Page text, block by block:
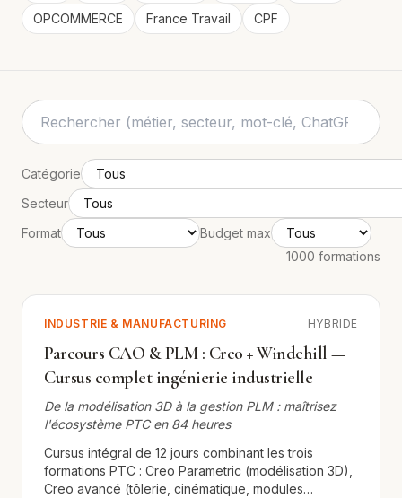
OPCOMMERCE
France Travail CPF
Catégorie
Secteur
Format
Budget max
1000 formations
INDUSTRIE & MANUFACTURING HYBRIDE
Parcours CAO & PLM : Creo + Windchill —
Cursus complet ingénierie industrielle
De la modélisation 3D à la gestion PLM : maîtrisez
l'écosystème PTC en 84 heures
Cursus intégral de 12 jours combinant les trois
formations PTC : Creo Parametric (modélisation 3D),
Creo avancé (tôlerie, cinématique, modules